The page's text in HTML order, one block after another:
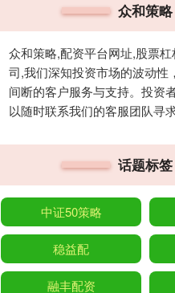
众和策略
众和策略,配资平台网址,股票
司,我们深知投资市场的波动性
间断的客户服务与支持。投资
以随时联系我们的客服团队寻
话题标签
中证50策略
稳益配
融丰配资